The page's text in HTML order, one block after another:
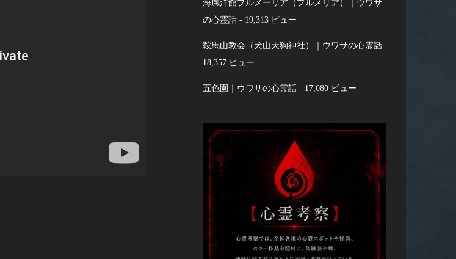
海風洋館プルメーリア（プルメリア）｜ウワサ
の心霊話 - 19,313 ビュー
鞍馬山教会（犬山天狗神社）｜ウワサの心霊話 -
18,357 ビュー
五色園｜ウワサの心霊話 - 17,080 ビュー